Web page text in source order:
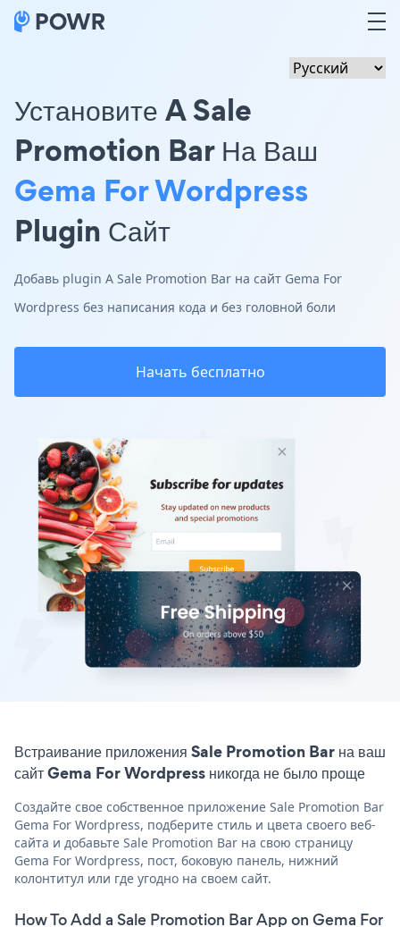
Установите A Sale
Promotion Bar На Ваш
Gema For Wordpress
Plugin Сайт
Добавь plugin A Sale Promotion Bar на сайт Gema For
Wordpress без написания кода и без головной боли
Начать бесплатно
Встраивание приложения Sale Promotion Bar на ваш
сайт Gema For Wordpress никогда не было проще
Создайте свое собственное приложение Sale Promotion Bar
Gema For Wordpress, подберите стиль и цвета своего веб-
сайта и добавьте Sale Promotion Bar на свою страницу
Gema For Wordpress, пост, боковую панель, нижний
колонтитул или где угодно на своем сайт.
How To Add a Sale Promotion Bar App on Gema For